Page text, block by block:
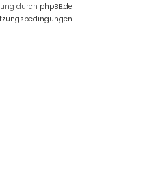
durch phpBB.de